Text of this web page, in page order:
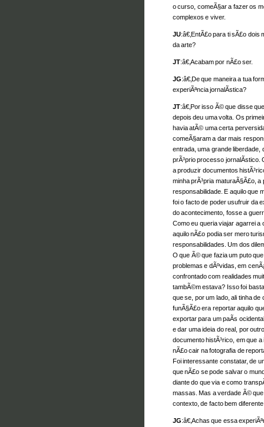
o curso, comeÃ§ar a fazer os
complexos e viver.
JU:â€‚EntÃ£o para ti sÃ£o
da arte?
JT:â€‚Acabam por nÃ£o ser.
JG:â€‚De que maneira a tua
experiÃªncia jornalÃ­stica?
JT:â€‚Por isso Ã© que disse
depois deu uma volta. Os
havia atÃ© uma certa
comeÃ§aram a dar mais
entrada, uma grande liberdade,
prÃ³prio processo jornalÃ­stico.
a produzir documentos
minha prÃ³pria maturaÃ§Ã£o,
responsabilidade. E aquilo que
foi o facto de poder usufruir da
do acontecimento, fosse a
Como eu queria viajar agarrei
aquilo nÃ£o podia ser mero
responsabilidades. Um dos
O que Ã© que fazia um puto
problemas e dÃºvidas, em
confrontado com realidades
tambÃ©m estava? Isso foi
que se, por um lado, ali tinha
funÃ§Ã£o era reportar aquilo
exportar para um paÃ­s
e dar uma ideia do real, por
documento histÃ³rico, em que
nÃ£o cair na fotografia de
Foi interessante constatar, de
que nÃ£o se pode salvar o
diante do que via e como
massas. Mas a verdade Ã©
contexto, de facto bem
JG:â€‚Achas que essa